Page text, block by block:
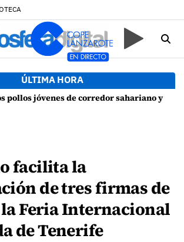
ÚLTIMA HORA
de corredor sahariano y episodios de cortejo de hubara cerca del rally de Lanzarote
facilita la
de tres firmas de
Feria Internacional
de Tenerife